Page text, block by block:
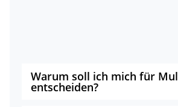
Warum soll ich mich für
entscheiden?